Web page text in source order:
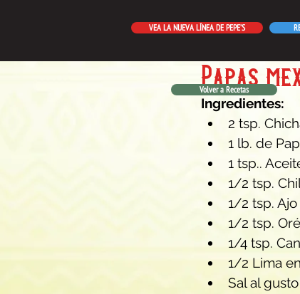
VEA LA NUEVA LÍNEA DE PEPE’S
Papas
Ingredientes:
2 tsp.
1 lb. de
1 tsp..
1/2 tsp.
1/2 tsp.
1/2 tsp.
1/4 tsp.
1/2 Lima
Sal al gusto
Volver a Recetas